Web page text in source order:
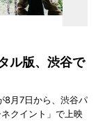
ル版、渋谷で
8月7日から、渋谷パ
クイント」で上映